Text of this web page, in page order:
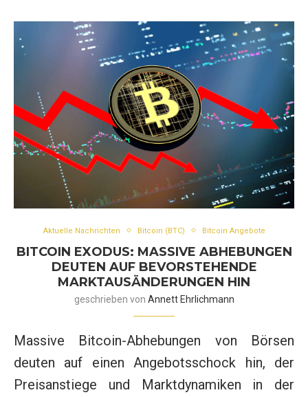
Aktuelle Nachrichten Bitcoin (BTC) Bitcoin Angebote
BITCOIN EXODUS: MASSIVE ABHEBUNGEN
DEUTEN AUF BEVORSTEHENDE
MARKTAUSÄNDERUNGEN HIN
geschrieben von Annett Ehrlichmann
Massive Bitcoin-Abhebungen von Börsen
deuten auf einen Angebotsschock hin, der
Preisanstiege und Marktdynamiken in der